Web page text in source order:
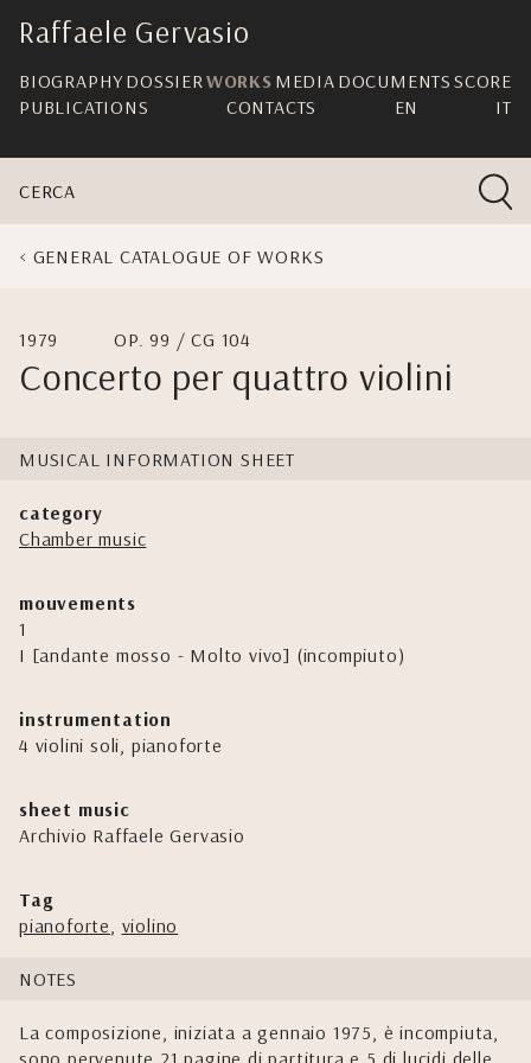
navigation
Raffaele Gervasio
BIOGRAPHYDOSSIERWORKS MEDIA DOCUMENTS SCORE
PUBLICATIONS
CONTACTS EN IT
CERCA
GENERAL CATALOGUE OF WORKS
1979 OP. 99 / CG 104
Concerto per quattro violini
MUSICAL INFORMATION SHEET
category
Chamber music
mouvements
1
I [andante mosso - Molto vivo] (incompiuto)
instrumentation
4 violini soli, pianoforte
sheet music
Archivio Raffaele Gervasio
Tag
pianoforte, violino
NOTES
La composizione, iniziata a gennaio 1975, è incompiuta,
sono pervenute 21 pagine di partitura e 5 di lucidi delle